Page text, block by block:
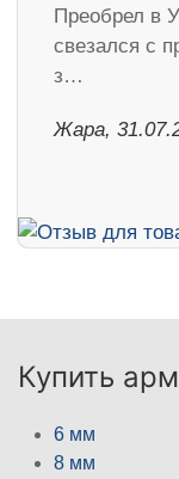
Преобрел в
свезался с
з…
Жара,
Купить
6 мм
8 мм